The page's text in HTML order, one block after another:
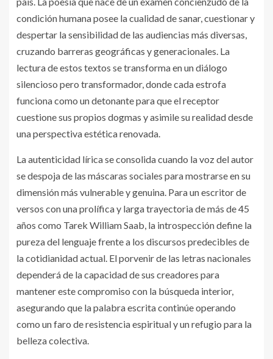
condición humana posee la cualidad de sanar, cuestionar y
despertar la sensibilidad de las audiencias más diversas,
cruzando barreras geográficas y generacionales. La
lectura de estos textos se transforma en un diálogo
silencioso pero transformador, donde cada estrofa
funciona como un detonante para que el receptor
cuestione sus propios dogmas y asimile su realidad desde
una perspectiva estética renovada.
La autenticidad lírica se consolida cuando la voz del autor
se despoja de las máscaras sociales para mostrarse en su
dimensión más vulnerable y genuina. Para un escritor de
versos con una prolífica y larga trayectoria de más de 45
años como Tarek William Saab, la introspección define la
pureza del lenguaje frente a los discursos predecibles de
la cotidianidad actual. El porvenir de las letras nacionales
dependerá de la capacidad de sus creadores para
mantener este compromiso con la búsqueda interior,
asegurando que la palabra escrita continúe operando
como un faro de resistencia espiritual y un refugio para la
belleza colectiva.